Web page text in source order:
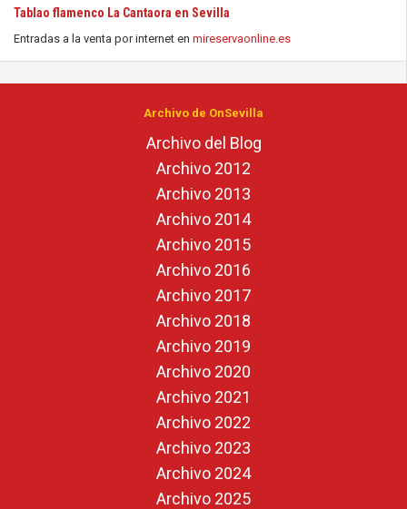
Tablao flamenco La Cantaora en Sevilla
Entradas a la venta por internet en mireservaonline.es
Archivo de OnSevilla
Archivo del Blog
Archivo 2012
Archivo 2013
Archivo 2014
Archivo 2015
Archivo 2016
Archivo 2017
Archivo 2018
Archivo 2019
Archivo 2020
Archivo 2021
Archivo 2022
Archivo 2023
Archivo 2024
Archivo 2025